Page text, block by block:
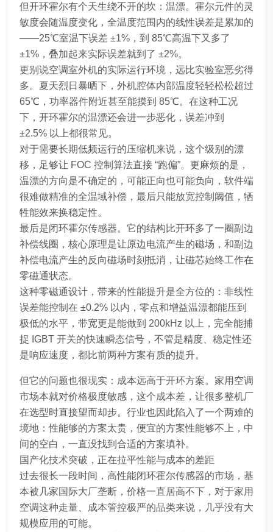
但开环霍尔有个天生绕不开的坎：温漂。霍尔元件的灵
敏度会随温度变化，全温度范围内的线性误差是累加的
——25℃室温下误差 ±1%，到 85℃高温下又多了
±1%，叠加起来实际误差就到了 ±2%。
更别说空调室外机的实际运行环境，远比实验室恶劣得
多。夏天烈日暴晒下，外机腔体内部温度轻轻松松超过
65℃，功率器件附近甚至能摸到 85℃。在这种工况
下，开环霍尔的温漂还会进一步恶化，误差冲到
±2.5% 以上都很常见。
对于需要长期低频运行的压缩机来说，这个级别的漂
移，足够让 FOC 控制算法直接 “跑偏”。更麻烦的是，
温漂的方向是不确定的，可能正向也可能负向，软件端
很难做精准的全温域补偿，最后只能放宽控制阈值，牺
牲能效来换稳定性。
最后是闭环霍尔传感器。它的结构比开环多了一圈副边
补偿线圈，核心原理是让原边电流产生的磁场，和副边
补偿电流产生的反向磁场时刻抵消，让磁芯始终工作在
零磁通状态。
这种零磁通设计，带来的性能提升是全方位的：非线性
误差能控制在 ±0.2% 以内，零点和增益温漂都能压到
极低的水平，带宽更是能做到 200kHz 以上，完全能捕
捉 IGBT 开关的快速瞬态信号，不管是精度、稳定性还
是响应速度，都比前两种方案有质的提升。
但它的问题也很现实：成本远高于开环方案。家用空调
市场本就对价格极度敏感，这个成本差，让很多整机厂
在选型时直接望而却步。行业也因此陷入了一个两难的
境地：性能够的方案太贵，便宜的方案性能够不上，中
间的空白，一直没找到合适的方案填补。
国产化技术突破，正在拉平性能与成本的差距
过去很长一段时间，高性能闭环霍尔传感器的市场，基
本被几家国际大厂垄断，价格一直居高不下，对于家用
空调这种走量、成本管控极严的品类来说，几乎没有大
规模应用的可能。